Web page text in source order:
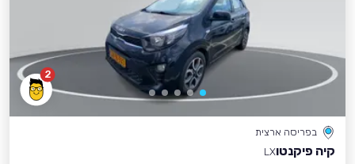
2
בפריסה ארצית
קיה פיקנטוLX